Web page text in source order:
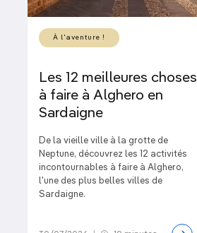
À l'aventure !
Les 12 meilleures choses
à faire à Alghero en
Sardaigne
De la vieille ville à la grotte de
Neptune, découvrez les 12 activités
incontournables à faire à Alghero,
l'une des plus belles villes de
Sardaigne.